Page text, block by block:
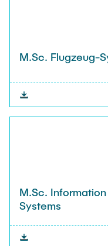
M.Sc. Flugzeug-
M.Sc.
Systems